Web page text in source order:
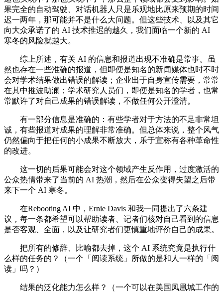
果完全的自动驾驶、对话机器人只是乐观地比原来预期的时间
迟一两年，那可能并不是什么大问题。但这些技术、以及其它
向大众承诺了的 AI 技术推迟的越久，我们面临一个新的 AI
寒冬的风险就越大。
综上所述，有关 AI 的信息和报道出现不准确是常事。虽
然也存在一些准确的报道，但即便是知名的新闻媒体也时不时
会对学术结果做出错误的解读；企业出于自身宣传需要，常常
在其中推波助澜；学术研究人员们，即便是知名的学者，也常
常默许了对自己成果的错误解读，不做任何公开澄清。
有一部分信息是准确的：有些学者对于方法的不足非常坦
诚，有些报道对成果的理解非常准确。但总体来说，整个风气
仍然偏向于把任何的小成果不断放大，乐于宣称有各种革命性
的改进。
这一切的后果可能会对这个领域产生反作用，过度激活的
公众热情带来了当前的 AI 热潮，然后在公众变得失望之后带
来下一个 AI 寒冬。
在Rebooting AI 中，Ernie Davis 和我一同提出了六条建
议，每一条都希望可以帮助读者、记者们核对自己看到的信息
是否客观、全面，以及让研究者们更慎重地评价自己的成果。
把所有的修辞、比喻都去掉，这个 AI 系统究竟是执行什
么样的任务的？（一个「阅读系统」所做的是和人一样的「阅
读」吗？）
结果的泛化能力怎么样？（一个可以在美国凤凰城工作的